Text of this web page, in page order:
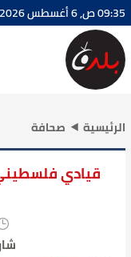
09:35 ص, 6 أغسطس 2026
الرئيسية صحافة
قيادي